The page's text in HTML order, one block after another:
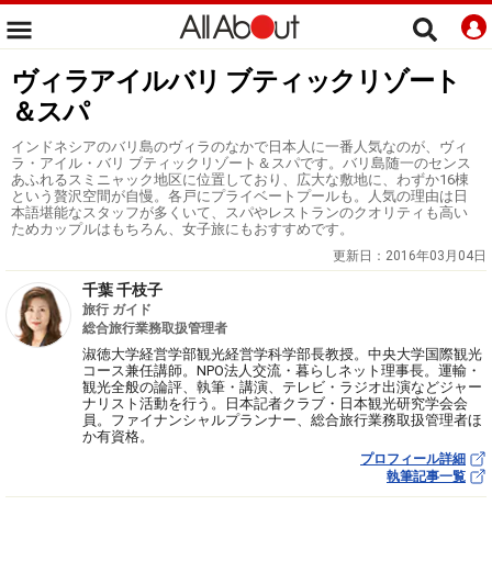
ヴィラアイルバリ ブティックリゾート
＆スパ
インドネシアのバリ島のヴィラのなかで日本人に一番人気なのが、ヴィ
ラ・アイル・バリ ブティックリゾート＆スパです。バリ島随一のセンス
あふれるスミニャック地区に位置しており、広大な敷地に、わずか16棟
という贅沢空間が自慢。各戸にプライベートプールも。人気の理由は日
本語堪能なスタッフが多くいて、スパやレストランのクオリティも高い
ためカップルはもちろん、女子旅にもおすすめです。
更新日： 2016年03月04日
千葉 千枝子
旅行 ガイド
総合旅行業務取扱管理者
淑徳大学経営学部観光経営学科学部長教授。中央大学国際観光
コース兼任講師。NPO法人交流・暮らしネット理事長。運輸・
観光全般の論評、執筆・講演、テレビ・ラジオ出演などジャー
ナリスト活動を行う。日本記者クラブ・日本観光研究学会会
員。ファイナンシャルプランナー、総合旅行業務取扱管理者ほ
か有資格。
プロフィール詳細
執筆記事一覧